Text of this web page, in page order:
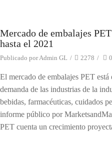
Noticias
Mercado de embalajes
hasta el 2021
Publicado porAdmin GL / 2278 / 0
El mercado de embalajes PET
demanda de las industrias de la
bebidas, farmacéuticas, cuidados
informe público por
PET cuenta un crecimiento